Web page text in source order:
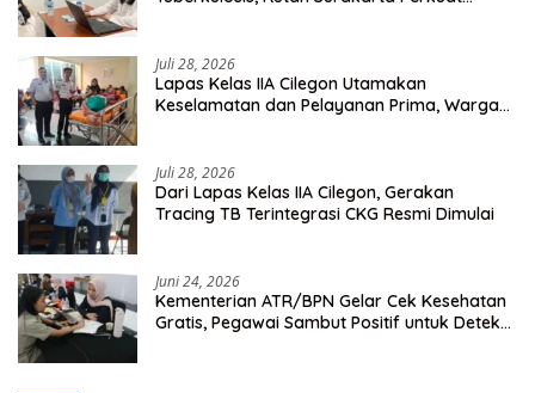
Juli 28, 2026
Lapas Kelas IIA Cilegon Utamakan
Keselamatan dan Pelayanan Prima, Warga
Juli 28, 2026
Dari Lapas Kelas IIA Cilegon, Gerakan
Tracing TB Terintegrasi CKG Resmi Dimulai
Juni 24, 2026
Kementerian ATR/BPN Gelar Cek Kesehatan
Gratis, Pegawai Sambut Positif untuk Deteksi